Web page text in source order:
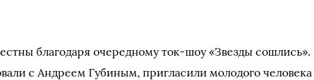
благодаря очередному ток-шоу «Звезды сошлись».
с Андреем Губиным, пригласили молодого человека